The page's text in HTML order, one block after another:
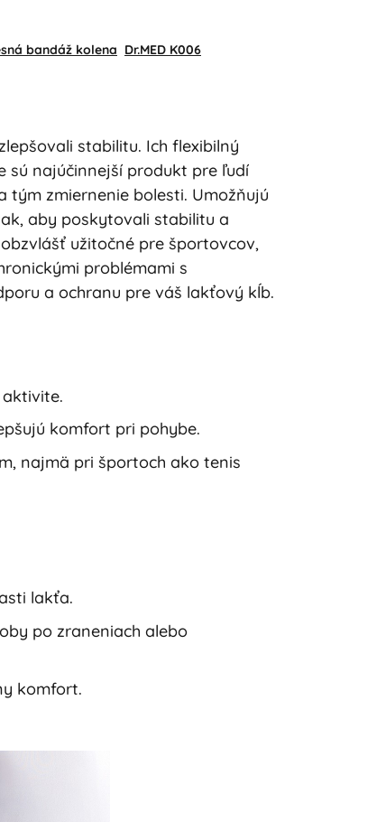
bandáž kolena Dr.MED K006
stabilitu. Ich flexibilný
sú najúčinnejší produkt pre ľudí
tým zmiernenie bolesti. Umožňujú
aby poskytovali stabilitu a
užitočné pre športovcov,
problémami s
a ochranu pre váš lakťový kĺb.
komfort pri pohybe.
najmä pri športoch ako tenis
lakťa.
po zraneniach alebo
komfort.